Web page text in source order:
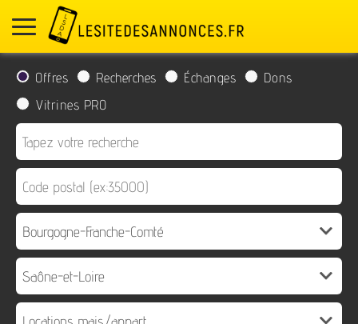
Offres Recherches Échanges
Dons
Vitrines PRO